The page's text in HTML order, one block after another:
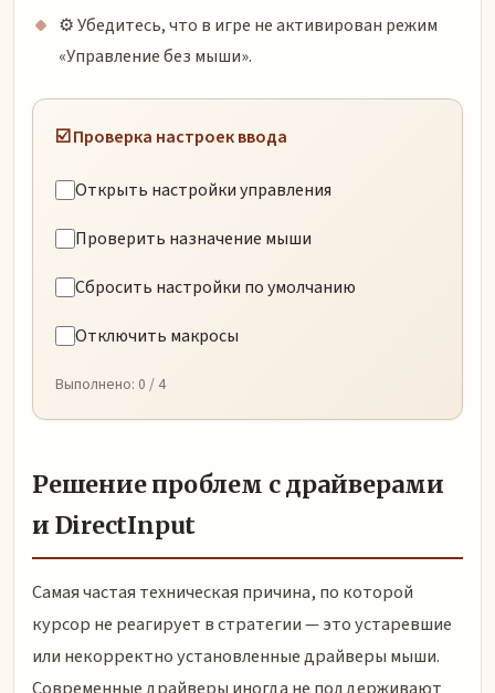
⚙️ Убедитесь, что в игре не активирован режим
«Управление без мыши».
☑️ Проверка настроек ввода
Открыть настройки управления
Проверить назначение мыши
Сбросить настройки по умолчанию
Отключить макросы
Выполнено: 0 / 4
Решение проблем с драйверами
и DirectInput
Самая частая техническая причина, по которой
курсор не реагирует в стратегии — это устаревшие
или некорректно установленные драйверы мыши.